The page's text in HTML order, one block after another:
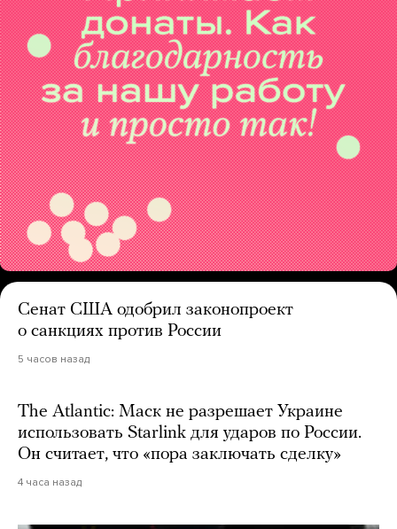
Сенат США одобрил законопроект
о санкциях против России
5 часов назад
The Atlantic: Маск не разрешает Украине
использовать Starlink для ударов по России.
Он считает, что «пора заключать сделку»
4 часа назад